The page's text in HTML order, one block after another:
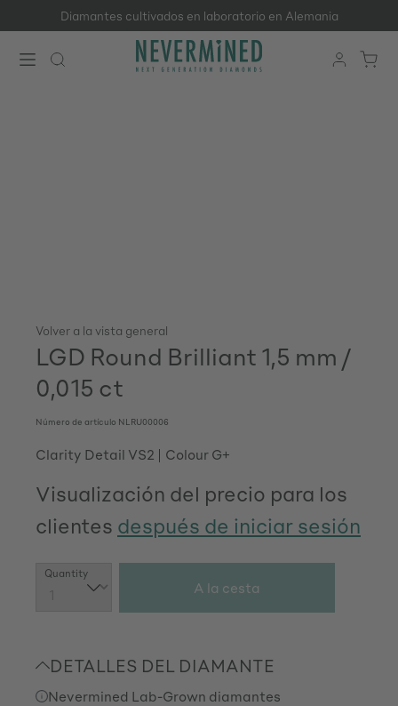
Saltar al contenido principal
Diamantes cultivados en laboratorio en Alemania
Volver a la vista general
LGD Round Brilliant 1,5 mm /
0,015 ct
Número de artículo NLRU00006
Clarity Detail VS2 Colour G+
Visualización del precio para los
clientes después de iniciar sesión
Cantidad del producto: introduce la
Quantity
A la cesta
DETALLES DEL DIAMANTE
Nevermined Lab-Grown diamantes